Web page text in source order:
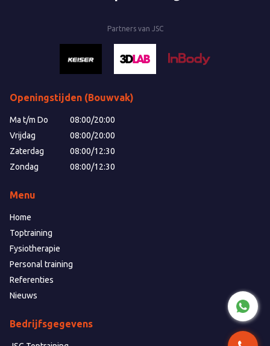
Partners van JSC
Openingstijden (Bouwvak)
Ma t/m Do 08:00/20:00
Vrijdag
08:00/20:00
Zaterdag
08:00/12:30
Zondag
08:00/12:30
Menu
Home
Toptraining
Fysiotherapie
Personal training
Referenties
Nieuws
Bedrijfsgegevens